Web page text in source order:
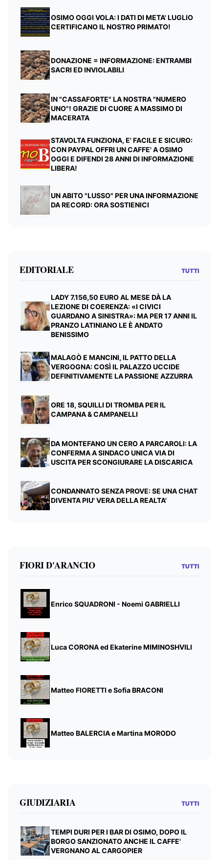
OSIMO OGGI VOLA: I DATI DI META' LUGLIO
CERTIFICANO IL NOSTRO PRIMATO!
DONAZIONE = INFORMAZIONE: ENTRAMBI
SACRI ED INVIOLABILI
IN "CASSAFORTE" LA NOSTRA "NUMERO
UNO"! GRAZIE DI CUORE A MASSIMO DI
MACERATA
STAVOLTA FUNZIONA, E' FACILE E SICURO:
CON PAYPAL OFFRI UN CAFFE' A OSIMO
OGGI E DIFENDI 28 ANNI DI INFORMAZIONE
LIBERA!
UN ABITO "LUSSO" PER UNA INFORMAZIONE
DA RECORD: ORA SOSTIENICI
EDITORIALE TUTTI
LADY 7.156,50 EURO AL MESE DÀ LA
LEZIONE DI COERENZA: «I CIVICI
GUARDANO A SINISTRA»: MA PER 17 ANNI IL
PRANZO LATINIANO LE È ANDATO
BENISSIMO
MALAGÒ E MANCINI, IL PATTO DELLA
VERGOGNA: COSÌ IL PALAZZO UCCIDE
DEFINITIVAMENTE LA PASSIONE AZZURRA
ORE 18, SQUILLI DI TROMBA PER IL
CAMPANA & CAMPANELLI
DA MONTEFANO UN CERO A PARCAROLI: LA
CONFERMA A SINDACO UNICA VIA DI
USCITA PER SCONGIURARE LA DISCARICA
CONDANNATO SENZA PROVE: SE UNA CHAT
DIVENTA PIU' VERA DELLA REALTA'
FIORI D'ARANCIO TUTTI
Enrico SQUADRONI - Noemi GABRIELLI
Luca CORONA ed Ekaterine MIMINOSHVILI
Matteo FIORETTI e Sofia BRACONI
Matteo BALERCIA e Martina MORODO
GIUDIZIARIA TUTTI
TEMPI DURI PER I BAR DI OSIMO, DOPO IL
BORGO SANZIONATO ANCHE IL CAFFE'
VERGNANO AL CARGOPIER